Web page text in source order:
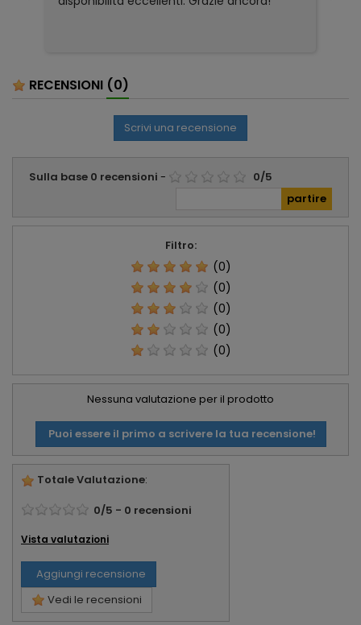
RECENSIONI (0)
Scrivi una recensione
Sulla base 0 recensioni - 0/5
Filtro:
(0)
(0)
(0)
(0)
(0)
Nessuna valutazione per il prodotto
Puoi essere il primo a scrivere la tua recensione!
Totale Valutazione:
0/5 - 0 recensioni
Vista valutazioni
Aggiungi recensione
Vedi le recensioni